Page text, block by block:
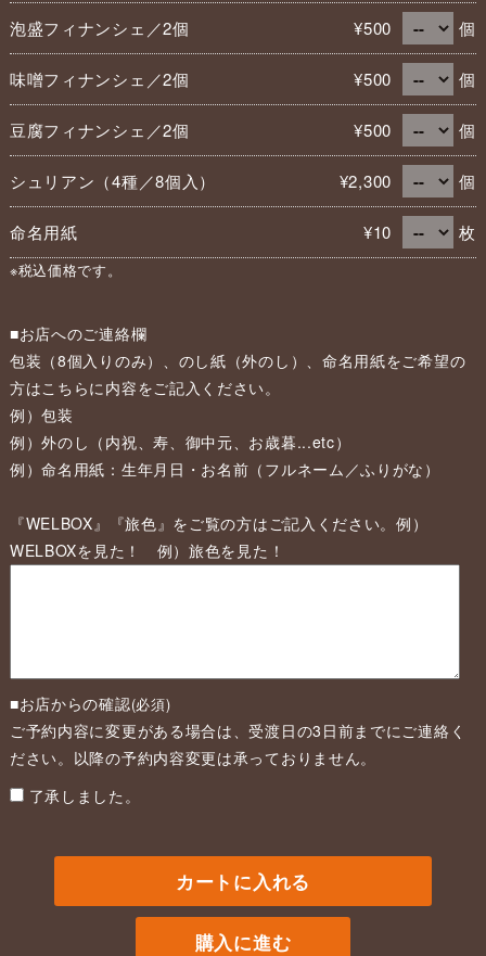
泡盛フィナンシェ／2個 ¥500 個
味噌フィナンシェ／2個 ¥500 個
豆腐フィナンシェ／2個 ¥500 個
シュリアン（4種／8個入） ¥2,300 個
命名用紙 ¥10 枚
※税込価格です。
■お店へのご連絡欄
包装（8個入りのみ）、のし紙（外のし）、命名用紙をご希望の
方はこちらに内容をご記入ください。
例）包装
例）外のし（内祝、寿、御中元、お歳暮...etc）
例）命名用紙：生年月日・お名前（フルネーム／ふりがな）
『WELBOX』『旅色』をご覧の方はご記入ください。例）
WELBOXを見た！ 例）旅色を見た！
■お店からの確認(必須)
ご予約内容に変更がある場合は、受渡日の3日前までにご連絡く
ださい。以降の予約内容変更は承っておりません。
了承しました。
カートに入れる
購入に進む